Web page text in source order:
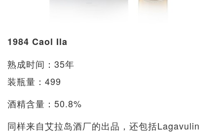
1984 Caol Ila
熟成时间：35年
装瓶量：499
酒精含量：50.8%
同样来自艾拉岛酒厂的出品，还包括Lagavulin